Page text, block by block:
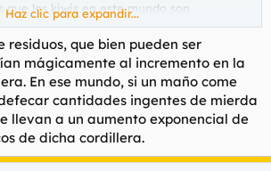
que los kiwis en este mundo son
pero su presencia en la cima de la
una respuesta mágica. Cada kiwi
pequeña pulsación de energía que, con el
A medida que más y más kiwis se
crece gradualmente.
para aumentar la altura de la
hasta igualar la del Himalaya, sería
Haz clic para expandir...
residuos, que bien pueden ser
mágicamente al incremento en la
En ese mundo, si un maño come
cantidades ingentes de mierda
llevan a un aumento exponencial de
de dicha cordillera.